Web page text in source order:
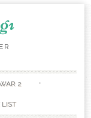
2
LIST